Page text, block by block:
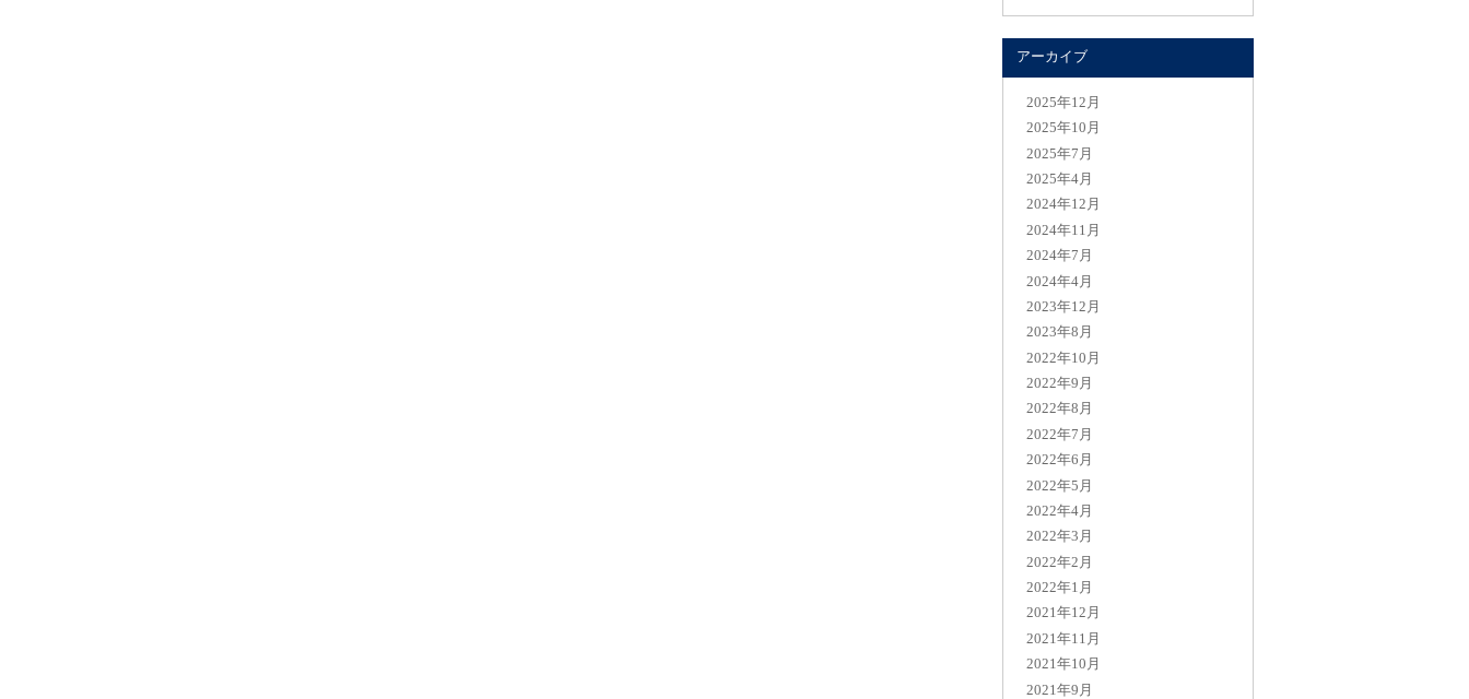
アーカイブ
2025年12月
2025年10月
2025年7月
2025年4月
2024年12月
2024年11月
2024年7月
2024年4月
2023年12月
2023年8月
2022年10月
2022年9月
2022年8月
2022年7月
2022年6月
2022年5月
2022年4月
2022年3月
2022年2月
2022年1月
2021年12月
2021年11月
2021年10月
2021年9月